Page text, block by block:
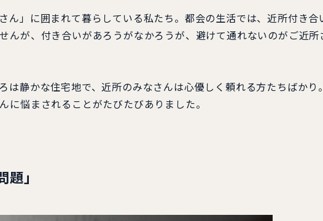
ん」に囲まれて暮らしている私たち。都会の生活では、近所付き合
んが、付き合いがあろうがなかろうが、避けて通れないのがご近所
は静かな住宅地で、近所のみなさんは心優しく頼れる方たちばかり
に悩まされることがたびたびありました。
」